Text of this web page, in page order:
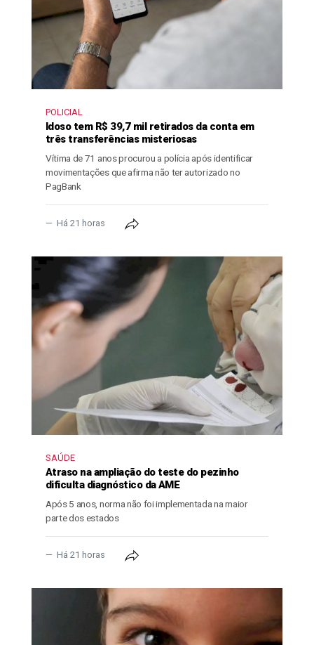
POLICIAL
Idoso tem R$ 39,7 mil retirados da conta em
três transferências misteriosas
Vítima de 71 anos procurou a polícia após identificar
movimentações que afirma não ter autorizado no
PagBank
Há 21 horas
SAÚDE
Atraso na ampliação do teste do pezinho
dificulta diagnóstico da AME
Após 5 anos, norma não foi implementada na maior
parte dos estados
Há 21 horas